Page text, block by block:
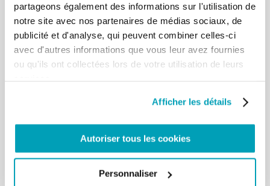
partageons également des informations sur l'utilisation de
notre site avec nos partenaires de médias sociaux, de
publicité et d'analyse, qui peuvent combiner celles-ci
avec d'autres informations que vous leur avez fournies
ou qu'ils ont collectées lors de votre utilisation de leurs
Afficher les détails
Autoriser tous les cookies
Personnaliser
ecclésiales et civiles pour avoir un mot à la défense
des plus nécessiteux de ce monde de plus en plus
globalisé. Avec cette mondialisation sphérique, qui
religieuses, les identités personnelles, tout est
pareil. La véritable mondialisation doit être
de nos frères et de notre maison commune
comme l’ont fait de nombreux compagnons jésuites
de 1975. Cette année, nous célébrons le 30e
anniversaire du martyre du Les jésuites de